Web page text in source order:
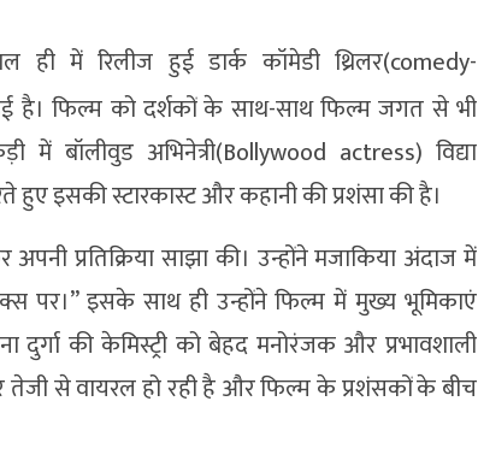
ही में रिलीज हुई डार्क कॉमेडी थ्रिलर(comedy-
है। फिल्म को दर्शकों के साथ-साथ फिल्म जगत से भी
में बॉलीवुड अभिनेत्री(Bollywood actress) विद्या
इसकी स्टारकास्ट और कहानी की प्रशंसा की है।
प्रतिक्रिया साझा की। उन्होंने मजाकिया अंदाज में
पर।” इसके साथ ही उन्होंने फिल्म में मुख्य भूमिकाएं
दुर्गा की केमिस्ट्री को बेहद मनोरंजक और प्रभावशाली
पर तेजी से वायरल हो रही है और फिल्म के प्रशंसकों के बीच